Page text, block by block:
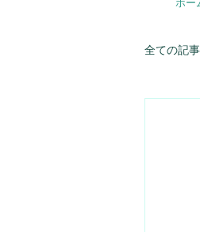
ホー
全ての記事
講